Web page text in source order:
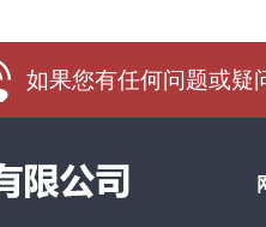
如果您有任何问题或疑